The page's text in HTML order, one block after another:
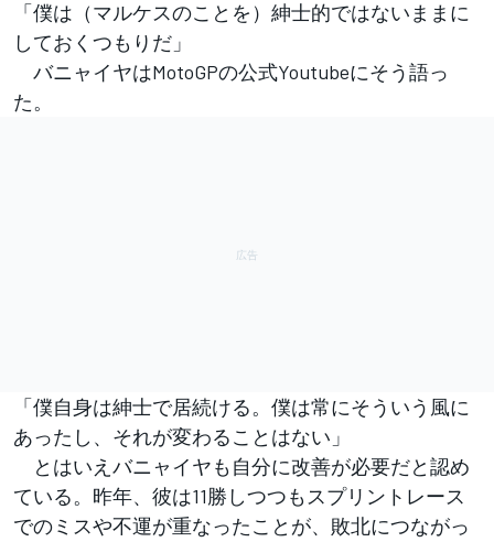
「僕は（マルケスのことを）紳士的ではないままに
しておくつもりだ」
バニャイヤはMotoGPの公式Youtubeにそう語っ
た。
「僕自身は紳士で居続ける。僕は常にそういう風に
あったし、それが変わることはない」
とはいえバニャイヤも自分に改善が必要だと認め
ている。昨年、彼は11勝しつつもスプリントレース
でのミスや不運が重なったことが、敗北につながっ